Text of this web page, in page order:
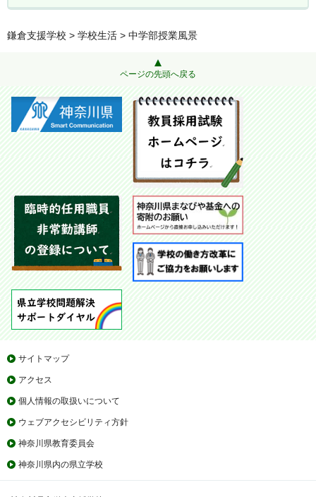
鎌倉支援学校 > 学校生活 > 中学部授業風景
ページの先頭へ戻る
サイトマップ
アクセス
個人情報の取扱いについて
ウェブアクセシビリティ方針
神奈川県教育委員会
神奈川県内の県立学校